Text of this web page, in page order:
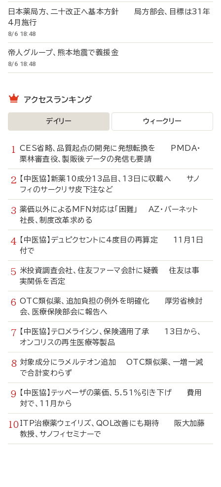
日本薬局方、二十改正へ基本方針 局方部会、目標は31年
4月施行
8/6 18:48
帝人グループ、熊本地震で義援金
8/6 18:48
アクセスランキング
デイリー ウィークリー
CES省略、品質起点の開発に発想転換を PMDA・
栗林審査役、製販後データの発信も要請
【中医協】新薬10成分13品目、13日に収載へ サノ
フィのサークリサ皮下注など
薬価以外によるMFN対応は「困難」 AZ・バーネット
社長、制度改革求める
【中医協】デュピクセントに4度目の再算定 11月1日
付で
米投資調査会社、住友ファーマ会計に疑義 住友は事
実関係を否定
OTC類似薬、追加負担の例外を明確化 厚労省検討
会、医療保険部会に報告へ
【中医協】テロメライシン、保険適用了承 13日から、
オンコリスの再生医療等製品
対象成分にラメルテオン追加 OTC類似薬、一増一減
で合計変わらず
【中医協】テッペーザの薬価、5.51％引き下げ 費用
対で、11月から
ITP治療薬ウェイリズ、QOL改善にも期待 阪大加藤
教授、サノフィセミナーで